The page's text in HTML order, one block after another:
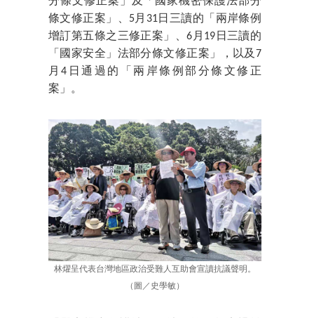
條文修正案」、5月31日三讀的「兩岸條例
增訂第五條之三修正案」、6月19日三讀的
「國家安全」法部分條文修正案」，以及7
月4日通過的「兩岸條例部分條文修正
案」。
林燿呈代表台灣地區政治受難人互助會宣讀抗議聲明。
（圖／史學敏）